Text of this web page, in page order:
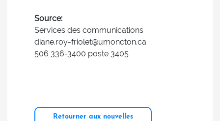
Source:
Services des communications
diane.roy-friolet@umoncton.ca
506 336-3400 poste 3405
Retourner aux nouvelles